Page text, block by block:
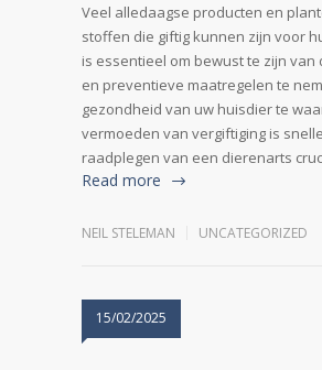
Veel alledaagse producten en
stoffen die giftig kunnen zijn voor
is essentieel om bewust te zijn van
en preventieve maatregelen te
gezondheid van uw huisdier te
vermoeden van vergiftiging is
raadplegen van een dierenarts
Read more
NEIL STELEMAN UNCATEGORIZED
15/02/2025